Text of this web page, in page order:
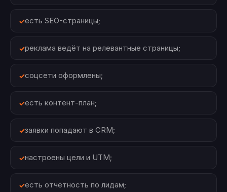
есть SEO-страницы;
реклама ведёт на релевантные страницы;
соцсети оформлены;
есть контент-план;
заявки попадают в CRM;
настроены цели и UTM;
есть отчётность по лидам;